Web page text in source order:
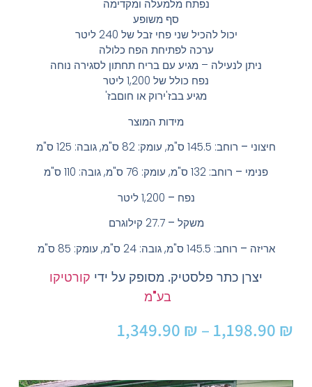
נפתח מלמעלה ומקדימה
סף משופע
יכול להכיל שני פחי זבל של 240 ליטר
ערכה לפתיחת הפח כלולה
ניתן לנעילה – מגיע עם בריח תחתון לסגירה נוחה
נפח כולל של 1,200 ליטר
מגיע בבז'ירוק או חוםבז'
מידות המוצר
חיצוני – רוחב: 145.5 ס"מ, עומק: 82
ס"מ, גובה: 125 ס"מ
פנימי – רוחב: 132 ס"מ, עומק: 76
ס"מ, גובה: 110 ס"מ
נפח –
משקל – 27.7 קילוגרם
אריזה – רוחב: 145.5 ס"מ, גובה: 24 ס"מ, עומק: 85 ס"מ
יצרן כתר פלסטיק. מסופק על ידי קורטיקו
בע"מ
1,198.90 ₪
–
1,349.90 ₪